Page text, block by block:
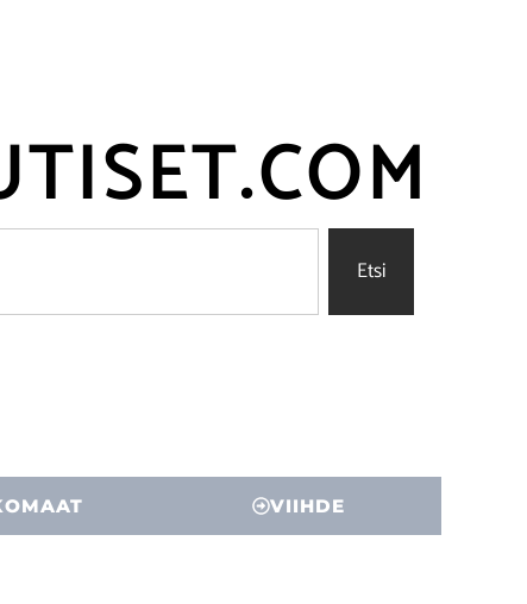
Etsi
VIIHDE